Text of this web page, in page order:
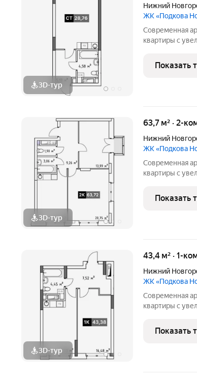
3D-тур
Нижний
ЖК «Подкова
Современная
квартиры с
от центра и
дом «Подкова
Показать
3D-тур
63,7 м² · 2-
Нижний
ЖК «Подкова
Современная
квартиры с
от центра и
дом «Подкова
Показать
3D-тур
43,4 м² · 1-
Нижний
ЖК «Подкова
Современная
квартиры с
от центра и
дом «Подкова
Показать